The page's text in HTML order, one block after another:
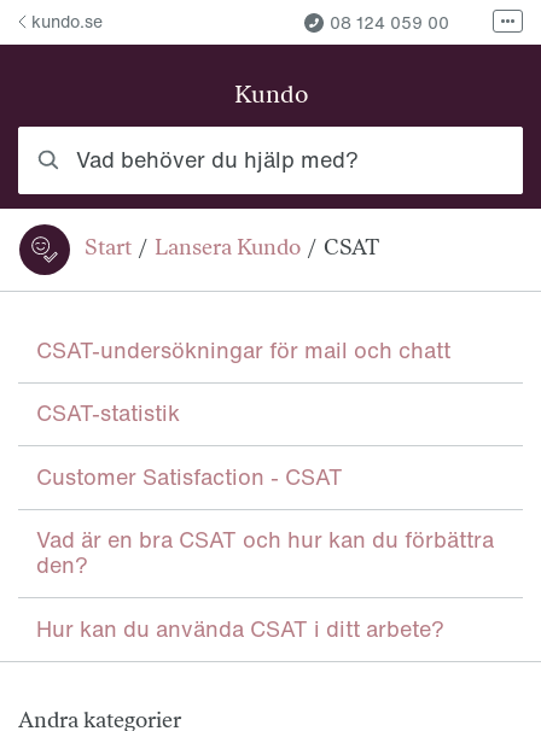
Hoppa till innehåll
Kundo
kundo.se
08 124 059 00
Fler
Du är här:Start / Lansera Kundo / CSAT
CSAT-undersökningar för mail och chatt
CSAT-statistik
Customer Satisfaction - CSAT
Vad är en bra CSAT och hur kan du förbättra
den?
Hur kan du använda CSAT i ditt arbete?
Andra kategorier